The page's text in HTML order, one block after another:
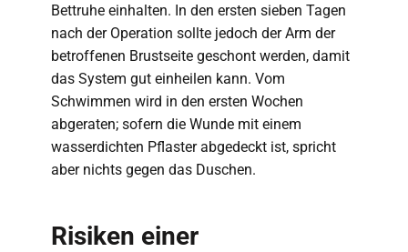
Bettruhe einhalten. In den ersten sieben Tagen
nach der Operation sollte jedoch der Arm der
betroffenen Brustseite geschont werden, damit
das System gut einheilen kann. Vom
Schwimmen wird in den ersten Wochen
abgeraten; sofern die Wunde mit einem
wasserdichten Pflaster abgedeckt ist, spricht
aber nichts gegen das Duschen.
Risiken einer